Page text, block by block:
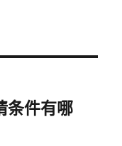
条件有哪